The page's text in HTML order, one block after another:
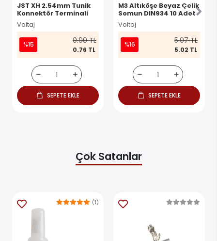
JST XH 2.54mm Tunik
Konnektör Terminali
Voltaj
%15 0.90 TL
0.76 TL
SEPETE EKLE
M3 Altıköşe Beyaz Çelik
Somun DIN934 10 Adet
Voltaj
%16 5.97 TL
5.02 TL
SEPETE EKLE
Çok Satanlar
(1)